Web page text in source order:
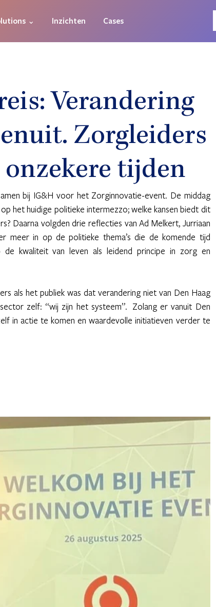
⌄ Inzichten Cases
Verandering
Zorgleiders
tijden
bij IG&H voor het Zorginnovatie-event. De middag
het huidige politieke intermezzo; welke kansen biedt dit
Daarna volgden drie reflecties van Ad Melkert, Jurriaan
meer in op de politieke thema’s die de komende tijd
kwaliteit van leven als leidend principe in zorg en
als het publiek was dat verandering niet van Den Haag
zelf: “wij zijn het systeem”.  Zolang er vanuit Den
in actie te komen en waardevolle initiatieven verder te